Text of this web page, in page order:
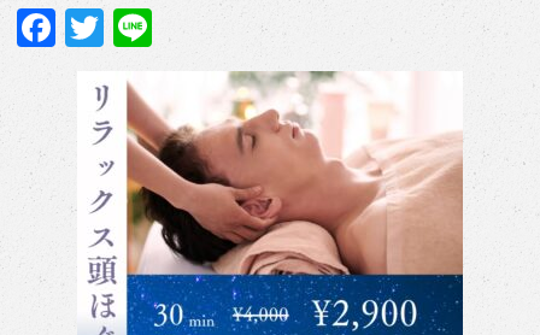
Facebook
Twitter
Line